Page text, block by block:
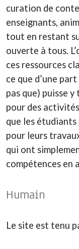
curation de
enseignants,
tout en restant
ouverte à tous.
ces ressources
ce que d’une
pas que) puisse
pour des
que les
pour leurs
qui ont
compétences
Humain
Le site est tenu